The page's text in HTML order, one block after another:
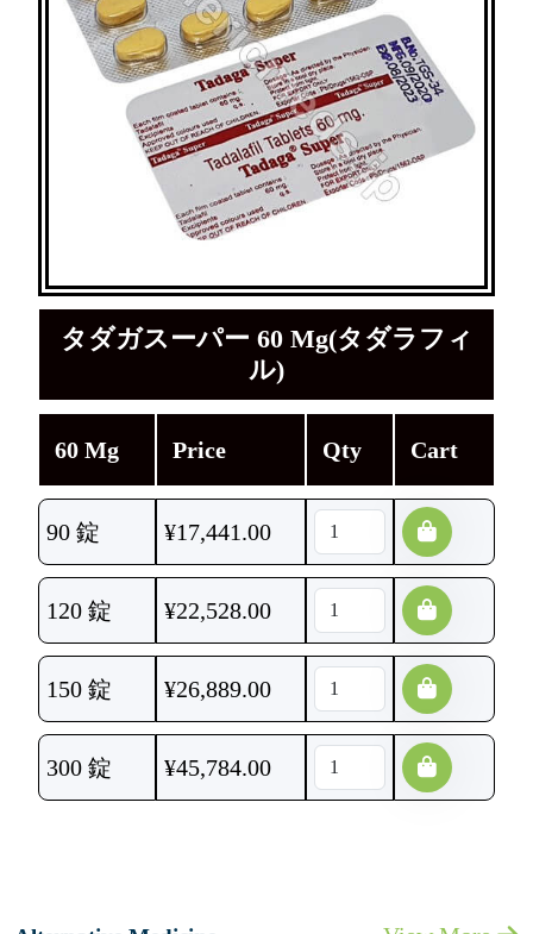
タダガスーパー 60 Mg(タダラフィ
ル)
60 Mg Price Qty Cart
90 錠 ¥17,441.00
120 錠 ¥22,528.00
150 錠 ¥26,889.00
300 錠 ¥45,784.00